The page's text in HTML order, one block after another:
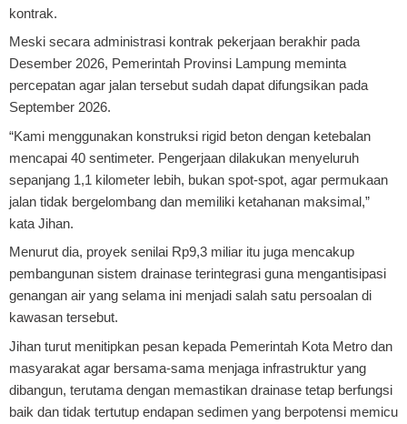
kontrak.
Meski secara administrasi kontrak pekerjaan berakhir pada
Desember 2026, Pemerintah Provinsi Lampung meminta
percepatan agar jalan tersebut sudah dapat difungsikan pada
September 2026.
“Kami menggunakan konstruksi rigid beton dengan ketebalan
mencapai 40 sentimeter. Pengerjaan dilakukan menyeluruh
sepanjang 1,1 kilometer lebih, bukan spot-spot, agar permukaan
jalan tidak bergelombang dan memiliki ketahanan maksimal,”
kata Jihan.
Menurut dia, proyek senilai Rp9,3 miliar itu juga mencakup
pembangunan sistem drainase terintegrasi guna mengantisipasi
genangan air yang selama ini menjadi salah satu persoalan di
kawasan tersebut.
Jihan turut menitipkan pesan kepada Pemerintah Kota Metro dan
masyarakat agar bersama-sama menjaga infrastruktur yang
dibangun, terutama dengan memastikan drainase tetap berfungsi
baik dan tidak tertutup endapan sedimen yang berpotensi memicu